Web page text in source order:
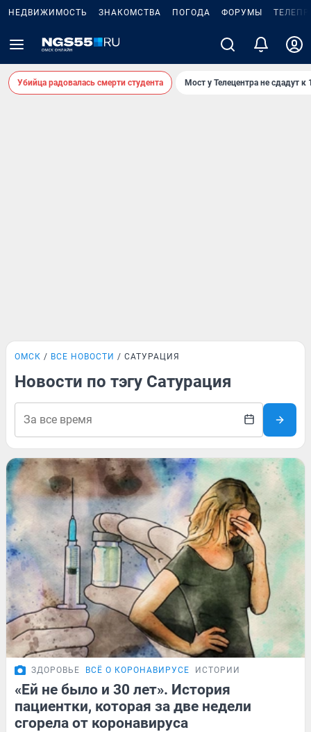
НЕДВИЖИМОСТЬ ЗНАКОМСТВА ПОГОДА ФОРУМЫ
Убийца радовалась смерти студента Мост у Телецентра не сдадут к
ОМСК ВСЕ НОВОСТИ САТУРАЦИЯ
Новости по тэгу Сатурация
ЗДОРОВЬЕ ВСЁ О КОРОНАВИРУСЕ ИСТОРИИ
«Ей не было и 30 лет». История
пациентки, которая за две недели
сгорела от коронавируса